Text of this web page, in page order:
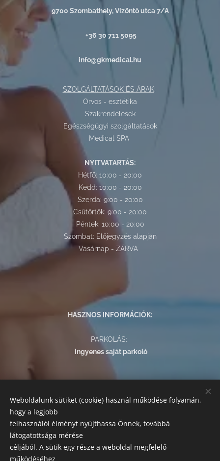
9700 Szombathely, Vízöntő utca 7/A
+36 30 711 5095
info@gkmedical.hu
SZOLGÁLTATÁSOK ÉS ÁRAK:
Orvos - esztétika
Szakrendelések
Egészségügyi szolgáltatások
Medical SPA
NYITVATARTÁS:
Hétfő: 10:00 - 20:00
Kedd: 10:00 - 20:00
Szerda: 9:00 - 20:00
Csütörtök: 9:00 - 20:00
Péntek: 10:00 - 20:00
Szombat: Előjegyzés alapján
Vasárnap - ZÁRVA
HASZNOS INFORMÁCIÓK:
PARKOLÁS:
Ingyenes saját parkoló
Az alábbi módokon egyenlítheti ki szolgáltatásaink árát:
készpénz, bankkártyás fizetés, SZÉP kártya.
SZAKRENDELÉSEK
Előzetes előjegyzés szükséges!
Weboldalunk sütiket (cookie) használ működése folyamán,
hogy a legjobb
felhasználói élményt nyújthassa Önnek, továbbá
látogatottsága mérése
céljából. A sütik egy része a weboldal megfelelő
működéséhez